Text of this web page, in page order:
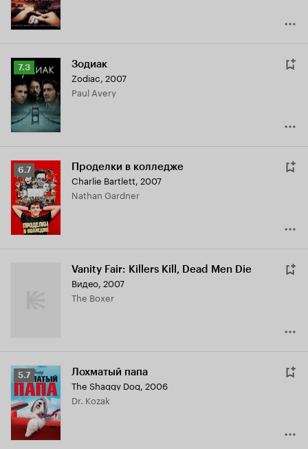
Рейтинг
Кинопоиска
7.3
7.3 Зодиак
Zodiac, 2007
Paul Avery
Рейтинг
Кинопоиска
6.7
6.7 Проделки в колледже
Charlie Bartlett, 2007
Nathan Gardner
Vanity Fair: Killers Kill, Dead Men Die
Видео, 2007
The Boxer
Рейтинг
Кинопоиска
5.7
5.7 Лохматый папа
The Shaggy Dog, 2006
Dr. Kozak